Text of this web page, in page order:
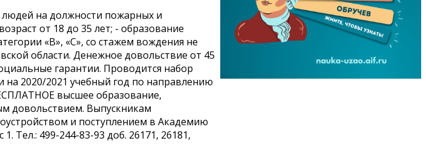
на должности пожарных и
от 18 до 35 лет; - образование
«В», «С», со стажем вождения не
области. Денежное довольствие от 45
гарантии. Проводится набор
2020/2021 учебный год по направлению
высшее образование,
довольствием. Выпускникам
и поступлением в Академию
Тел.: 499-244-83-93 доб. 26171, 26181,